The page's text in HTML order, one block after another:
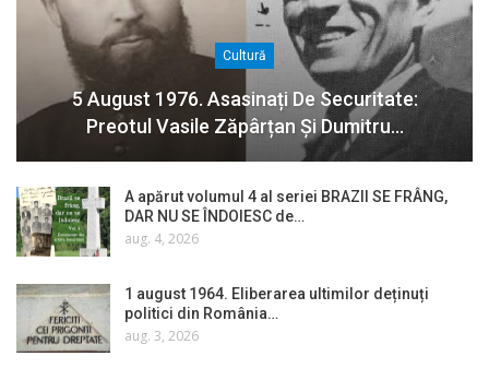
Cultură
5 August 1976. Asasinați De Securitate:
Preotul Vasile Zăpârțan Și Dumitru…
A apărut volumul 4 al seriei BRAZII SE FRÂNG,
DAR NU SE ÎNDOIESC de…
aug. 4, 2026
1 august 1964. Eliberarea ultimilor deținuți
politici din România…
aug. 3, 2026